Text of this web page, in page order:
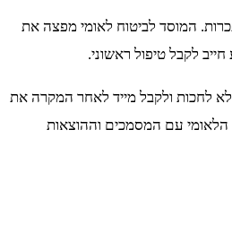
המוסד לביטוח לאומי מפצה את
לקבל טיפול ראשוני.
לא לחכות ולקבל מייד לאחר המקרה את
המקוון של הביטוח הלאומי עם המסמכים וההוצאות